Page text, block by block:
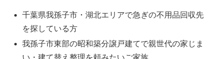
千葉県我孫子市・湖北エリアで急ぎの不用品回収先
を探している方
我孫子市東部の昭和築分譲戸建てで親世代の家じま